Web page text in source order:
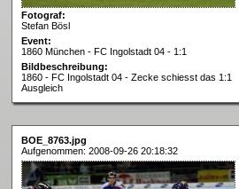
Fotograf:
Stefan Bösl
Event:
1860 München - FC Ingolstadt 04 - 1:1
Bildbeschreibung:
1860 - FC Ingolstadt 04 - Zecke schiesst das 1:1
Ausgleich
BOE_8763.jpg
Aufgenommen: 2008-09-26 20:18:32